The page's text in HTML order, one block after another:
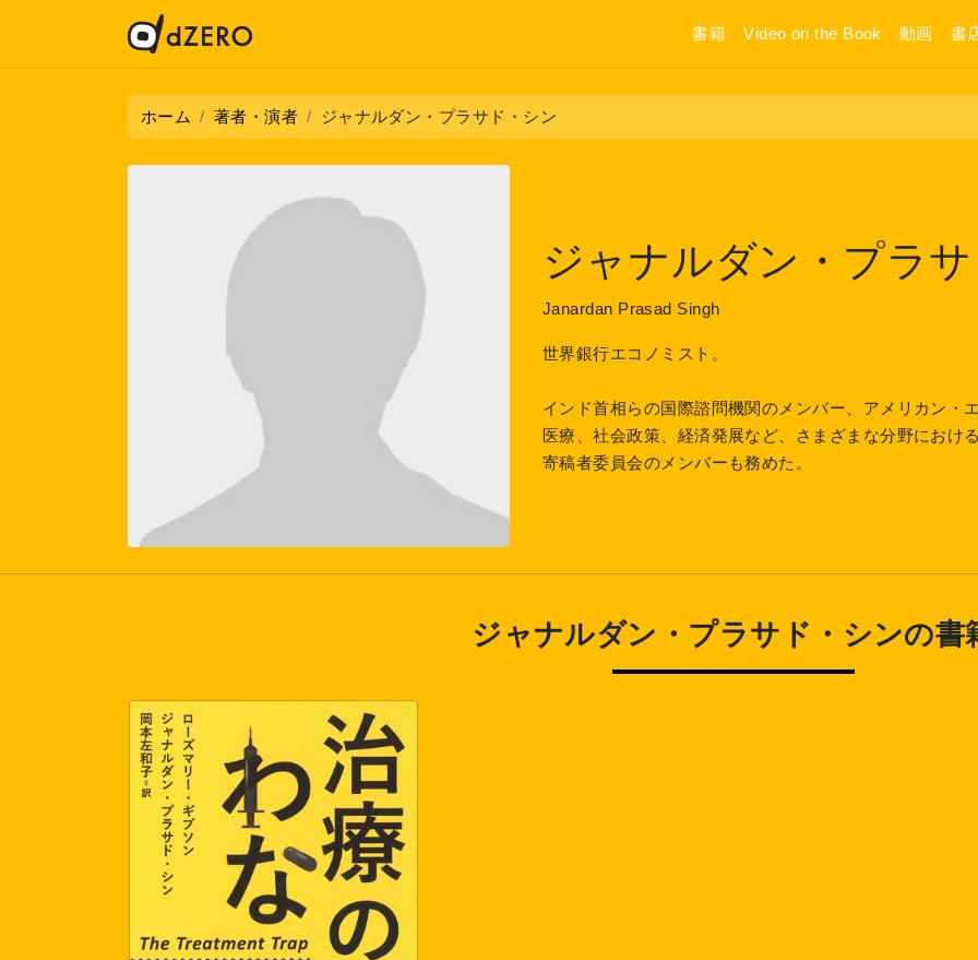
書籍 Video on the Book 動画 書
ホーム 著者・演者 ジャナルダン・プラサド・シン
ジャナルダン・プラ
Janardan Prasad Singh
世界銀行エコノミスト。
インド首相らの国際諮問機関のメンバー、アメリカン・
医療、社会政策、経済発展など、さまざまな分野におけ
寄稿者委員会のメンバーも務めた。
ジャナルダン・プラサド・シンの書